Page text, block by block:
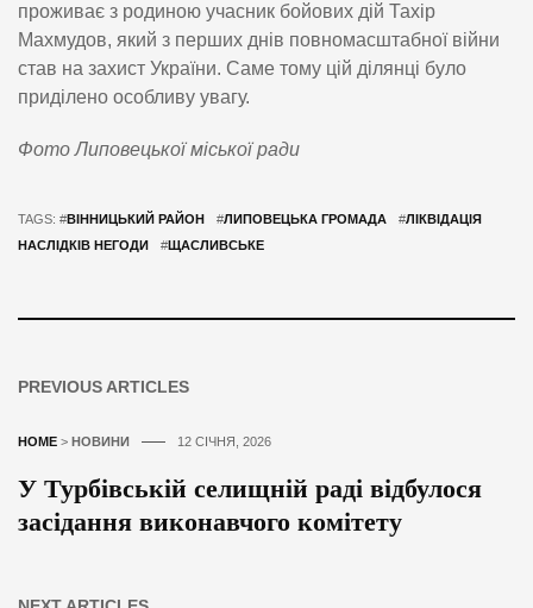
проживає з родиною учасник бойових дій Тахір
Махмудов, який з перших днів повномасштабної війни
став на захист України. Саме тому цій ділянці було
приділено особливу увагу.
Фото Липовецької міської ради
TAGS: #ВІННИЦЬКИЙ РАЙОН #ЛИПОВЕЦЬКА ГРОМАДА #ЛІКВІДАЦІЯ
НАСЛІДКІВ НЕГОДИ
#ЩАСЛИВСЬКЕ
PREVIOUS ARTICLES
HOME > НОВИНИ 12 СІЧНЯ, 2026
У Турбівській селищній раді відбулося
засідання виконавчого комітету